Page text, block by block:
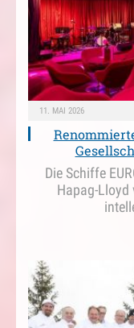
11. MAI 2026
Die Schiffe
Hapag-Lloyd